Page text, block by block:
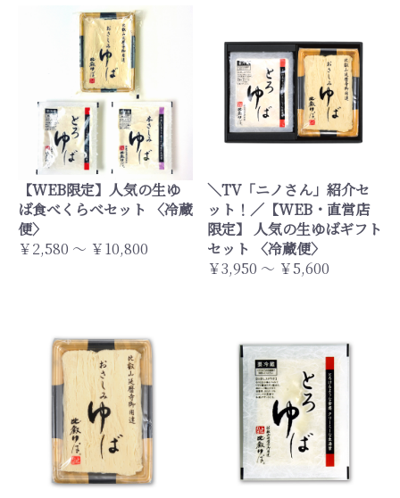
【WEB限定】人気の生ゆ
ば食べくらべセット 〈冷蔵
便〉
￥2,580 ～ ￥10,800
＼TV「ニノさん」紹介セ
ット！／【WEB・直営店
限定】 人気の生ゆばギフト
セット 〈冷蔵便〉
￥3,950 ～ ￥5,600